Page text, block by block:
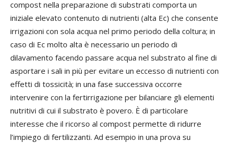
compost nella preparazione di substrati comporta un
iniziale elevato contenuto di nutrienti (alta Ec) che consente
irrigazioni con sola acqua nel primo periodo della coltura; in
caso di Ec molto alta è necessario un periodo di
dilavamento facendo passare acqua nel substrato al fine di
asportare i sali in più per evitare un eccesso di nutrienti con
effetti di tossicità; in una fase successiva occorre
intervenire con la fertirrigazione per bilanciare gli elementi
nutritivi di cui il substrato è povero. È di particolare
interesse che il ricorso al compost permette di ridurre
l’impiego di fertilizzanti. Ad esempio in una prova su